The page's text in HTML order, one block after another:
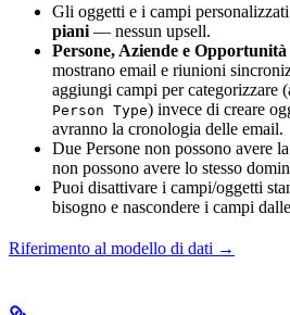
Gli oggetti e i campi
piani — nessun upsell.
Persone, Aziende e Opportunità
mostrano email e riunioni
aggiungi campi per categorizzare
Person Type) invece di creare
avranno la cronologia delle email.
Due Persone non possono avere
non possono avere lo stesso
Puoi disattivare i campi/oggetti
bisogno e nascondere i campi
Riferimento al modello di dati →